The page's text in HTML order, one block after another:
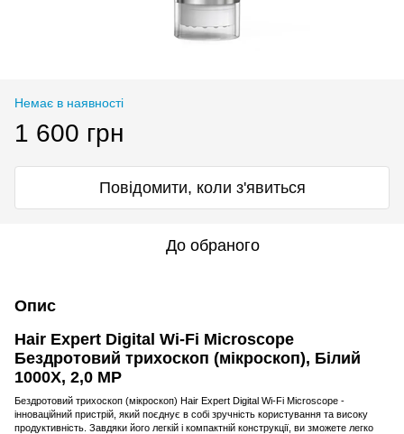
Немає в наявності
1 600 грн
Повідомити, коли з'явиться
До обраного
Опис
Hair Expert Digital Wi-Fi Microscope
Бездротовий трихоскоп (мікроскоп), Білий
1000X, 2,0 MP
Бездротовий трихоскоп (мікроскоп) Hair Expert Digital Wi-Fi Microscope -
інноваційний пристрій, який поєднує в собі зручність користування та високу
продуктивність. Завдяки його легкій і компактній конструкції, ви зможете легко